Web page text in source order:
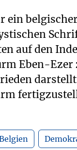
ein
auf den
Eben-Ezer
sich
Auf der